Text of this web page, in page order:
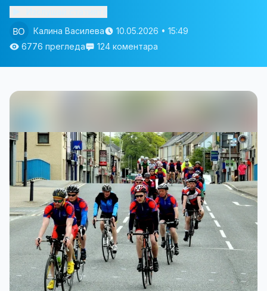
Калина Василева
10.05.2026 • 15:49
6776 прегледа
124 коментара